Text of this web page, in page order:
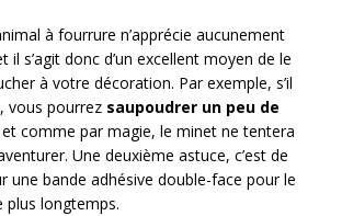
à fourrure n’apprécie aucunement
il s’agit donc d’un excellent moyen de le
à votre décoration. Par exemple, s’il
vous pourrez saupoudrer un peu de
et comme par magie, le minet ne tentera
Une deuxième astuce, c’est de
une bande adhésive double-face pour le
plus longtemps.